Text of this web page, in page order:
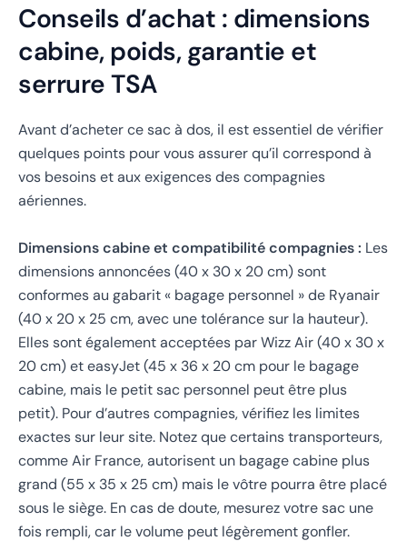
Conseils d’achat : dimensions
cabine, poids, garantie et
serrure TSA
Avant d’acheter ce sac à dos, il est essentiel de vérifier
quelques points pour vous assurer qu’il correspond à
vos besoins et aux exigences des compagnies
aériennes.
Dimensions cabine et compatibilité compagnies : Les
dimensions annoncées (40 x 30 x 20 cm) sont
conformes au gabarit « bagage personnel » de Ryanair
(40 x 20 x 25 cm, avec une tolérance sur la hauteur).
Elles sont également acceptées par Wizz Air (40 x 30 x
20 cm) et easyJet (45 x 36 x 20 cm pour le bagage
cabine, mais le petit sac personnel peut être plus
petit). Pour d’autres compagnies, vérifiez les limites
exactes sur leur site. Notez que certains transporteurs,
comme Air France, autorisent un bagage cabine plus
grand (55 x 35 x 25 cm) mais le vôtre pourra être placé
sous le siège. En cas de doute, mesurez votre sac une
fois rempli, car le volume peut légèrement gonfler.